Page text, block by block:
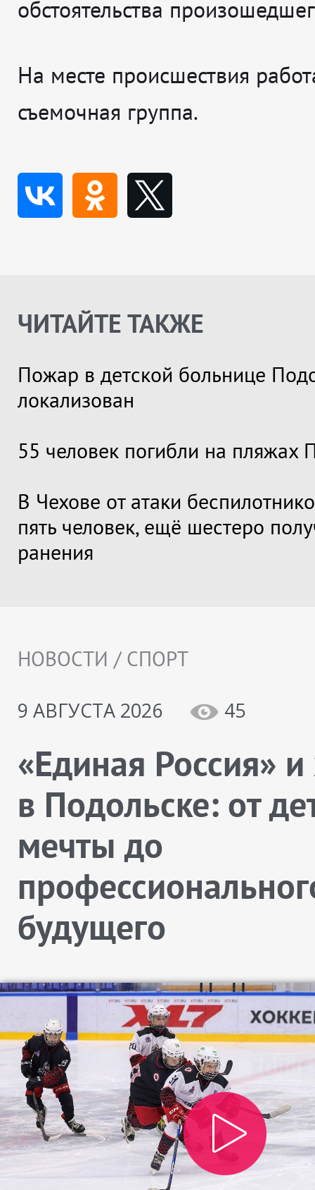
обстоятельства
На месте происшествия
съемочная группа.
ЧИТАЙТЕ ТАКЖЕ
Пожар в детской больнице
локализован
55 человек погибли на пляжах
В Чехове от атаки
пять человек, ещё шестеро
ранения
НОВОСТИ / СПОРТ
9 АВГУСТА 2026
45
«Единая Россия»
в Подольске: от
мечты до
будущего